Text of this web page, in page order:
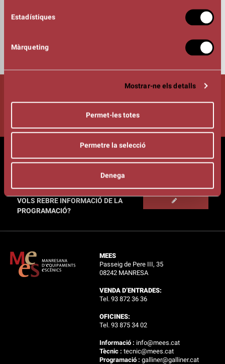
Estadístiques
Màrqueting
Mostrar-ne els detalls
Permet-les totes
Permetre la selecció
Denega
INTÈRPRETS
Marta Valero i Francisco Poyato
Segueix-nos!
LLIBRET KURSAAL - AGOST /
VOLS REBRE INFORMACIÓ DE LA
PROGRAMACIÓ?
MEES
Passeig de Pere III, 35
08242 MANRESA
VENDA D’ENTRADES:
Tel. 93 872 36 36
OFICINES:
Tel. 93 875 34 02
Informació : info@mees.cat
Tècnic :tecnic@mees.cat
Programació :galliner@galliner.cat